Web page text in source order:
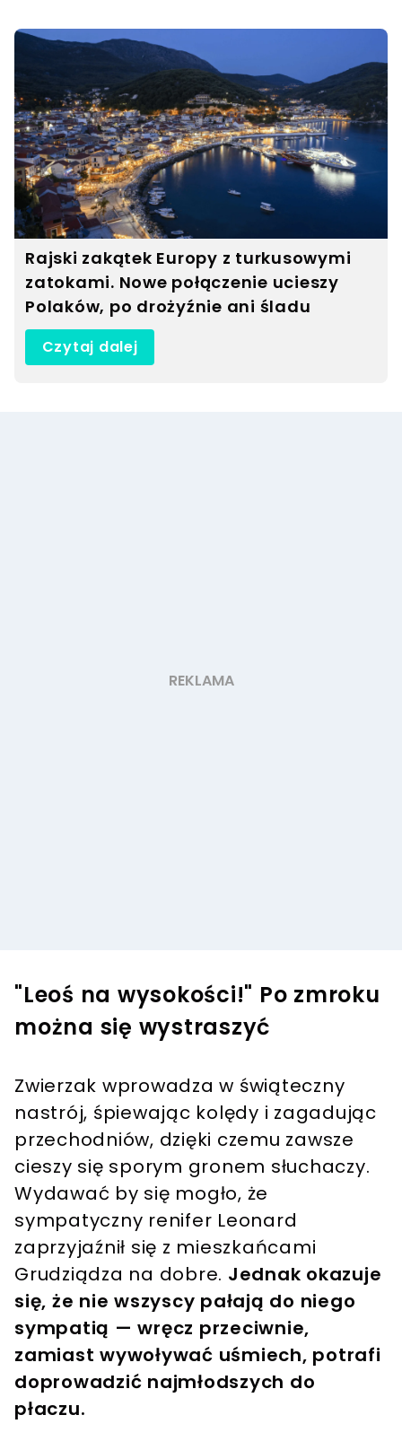
Rajski zakątek Europy z turkusowymi
zatokami. Nowe połączenie ucieszy
Polaków, po drożyźnie ani śladu
Czytaj dalej
"Leoś na wysokości!" Po zmroku
można się wystraszyć
Zwierzak wprowadza w świąteczny
nastrój, śpiewając kolędy i zagadując
przechodniów, dzięki czemu zawsze
cieszy się sporym gronem słuchaczy.
Wydawać by się mogło, że
sympatyczny renifer Leonard
zaprzyjaźnił się z mieszkańcami
Grudziądza na dobre. Jednak okazuje
się, że nie wszyscy pałają do niego
sympatią — wręcz przeciwnie,
zamiast wywoływać uśmiech, potrafi
doprowadzić najmłodszych do
płaczu.